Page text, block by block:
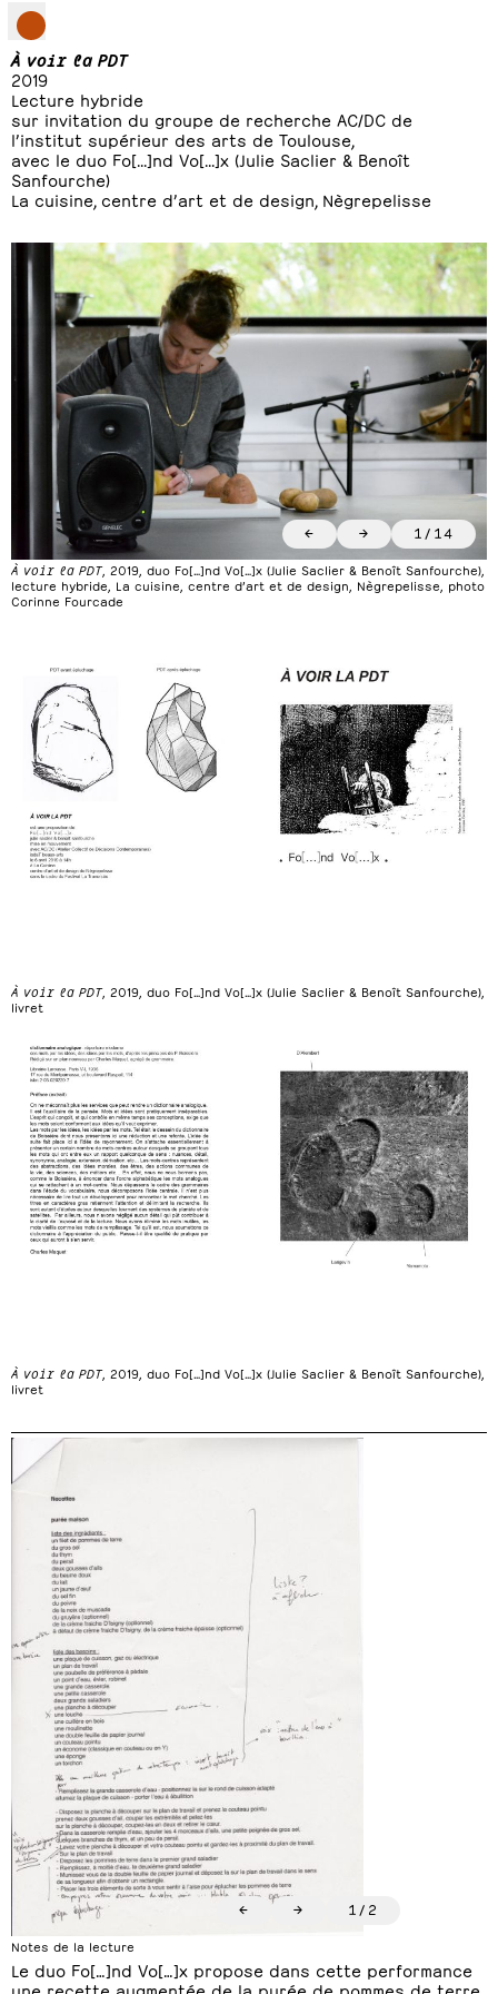
À voir la PDT
2019
Lecture hybride
sur invitation du groupe de recherche AC/DC de
l’institut supérieur des arts de Toulouse,
avec le duo Fo[...]nd Vo[...]x (Julie Saclier & Benoît
Sanfourche)
La cuisine, centre d’art et de design, Nègrepelisse
← → 1 / 2
Notes de la lecture
Le duo Fo[…]nd Vo[…]x propose dans cette performance
une recette augmentée de la purée de pommes de terre,
← → 1 / 14
À voir la PDT, 2019, duo Fo[…]nd Vo[…]x (Julie Saclier & Benoît Sanfourche),
lecture hybride, La cuisine, centre d’art et de design, Nègrepelisse, photo
Corinne Fourcade
À voir la PDT, 2019, duo Fo[…]nd Vo[…]x (Julie Saclier & Benoît Sanfourche),
livret
À voir la PDT, 2019, duo Fo[…]nd Vo[…]x (Julie Saclier & Benoît Sanfourche),
livret